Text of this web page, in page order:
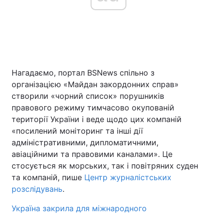
Нагадаємо, портал BSNews спільно з
організацією «Майдан закордонних справ»
створили «чорний список» порушників
правового режиму тимчасово окупованій
території України і веде щодо цих компаній
«посилений моніторинг та інші дії
адміністративними, дипломатичними,
авіаційними та правовими каналами». Це
стосується як морських, так і повітряних суден
та компаній, пише Центр журналістських
розслідувань.
Україна закрила для міжнародного